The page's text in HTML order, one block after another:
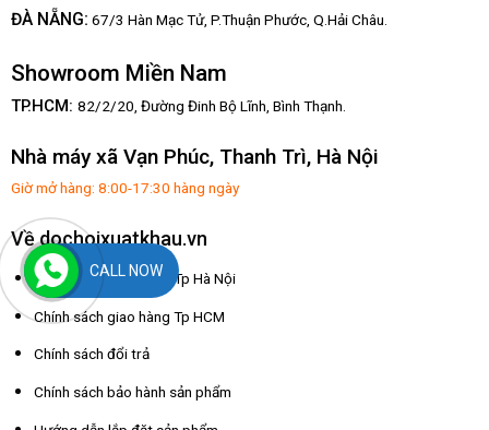
ĐÀ NẴNG: 67/3 Hàn Mạc Tử, P.Thuận Phước, Q.Hải Châu.
Showroom Miền Nam
TP.HCM: 82/2/20, Đường Đinh Bộ Lĩnh, Bình Thạnh.
Nhà máy xã Vạn Phúc, Thanh Trì, Hà Nội
Giờ mở hàng: 8:00-17:30 hàng ngày
Về dochoixuatkhau.vn
Chính sách giao hàng Tp Hà Nội
Chính sách giao hàng Tp HCM
Chính sách đổi trả
Chính sách bảo hành sản phẩm
CALL NOW